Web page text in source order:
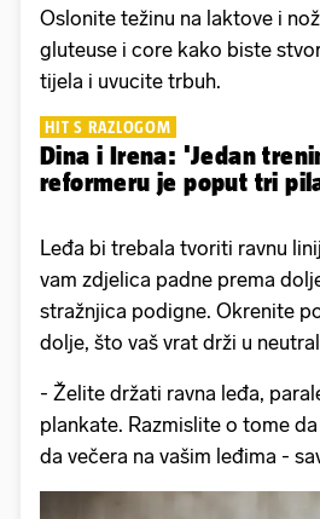
Oslonite težinu na laktove i
gluteuse i core kako biste
tijela i uvucite trbuh.
HIT S RAZLOGOM
Dina i Irena: 'Jedan
reformeru je poput tri
Leđa bi trebala tvoriti ravnu
vam zdjelica padne prema
stražnjica podigne. Okrenite
dolje, što vaš vrat drži u
- Želite držati ravna leđa,
plankate. Razmislite o tome
da večera na vašim leđima -